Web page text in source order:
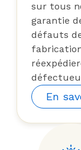
sur tous
garantie
défauts
En